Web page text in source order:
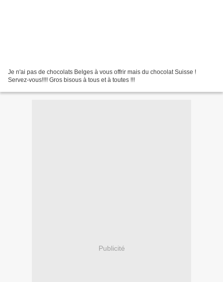
Je n'ai pas de chocolats Belges à vous offrir mais du chocolat Suisse !
Servez-vous!!!! Gros bisous à tous et à toutes !!!
Publicité